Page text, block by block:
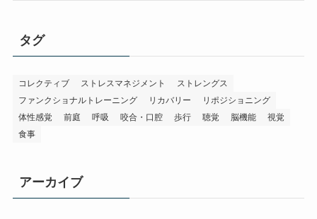
タグ
コレクティブ ストレスマネジメント
ストレングス
ファンクショナルトレーニング
リカバリー
リポジショニング
体性感覚
前庭 呼吸 咬合・口腔 歩行 聴覚 脳機能
視覚
食事
アーカイブ